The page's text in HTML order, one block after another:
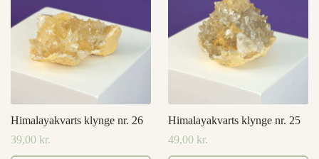
Himalayakvarts klynge nr. 26
39,00 kr.
Himalayakvarts klynge nr. 25
49,00 kr.